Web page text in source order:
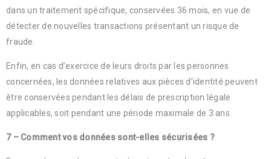
dans un traitement spécifique, conservées 36 mois, en vue de
détecter de nouvelles transactions présentant un risque de
fraude.
Enfin, en cas d’exercice de leurs droits par les personnes
concernées, les données relatives aux pièces d’identité peuvent
être conservées pendant les délais de prescription légale
applicables, soit pendant une période maximale de 3 ans.
7 – Comment vos données sont-elles sécurisées ?